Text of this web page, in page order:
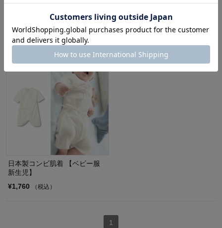
(50)
¥1,760 （税込）
(1)
日本製コンビ肌着 【ベビー服
新生児】
¥1,760
（税込）
1